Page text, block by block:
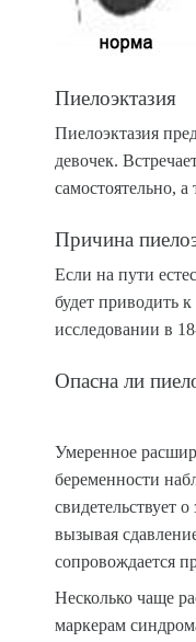
Пиелоэктазия
Пиелоэктазия
девочек.
самостоятельно,
Причина
Если на пути
будет приводить
исследовании в
Опасна ли
Умеренное
беременности
свидетельствует
вызывая
сопровождается
Несколько чаще
маркерам